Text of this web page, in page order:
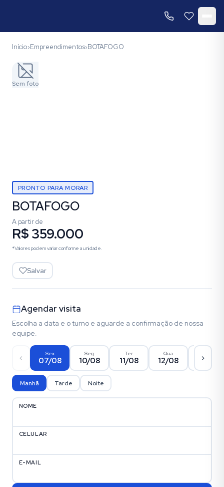
Início›Empreendimentos›BOTAFOGO
Sem foto
PRONTO PARA MORAR
BOTAFOGO
A partir de
R$ 359.000
*Valores podem variar conforme a unidade.
Salvar
Agendar visita
Escolha a data e o turno e aguarde a confirmação de nossa
equipe.
Sex
07/08
Seg
10/08
Ter
11/08
Qua
12/08 13/08
Manhã Tarde Noite
NOME
CELULAR
E-MAIL